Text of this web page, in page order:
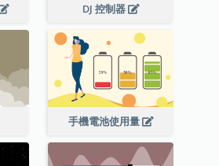
DJ 控制器
手機電池使用量